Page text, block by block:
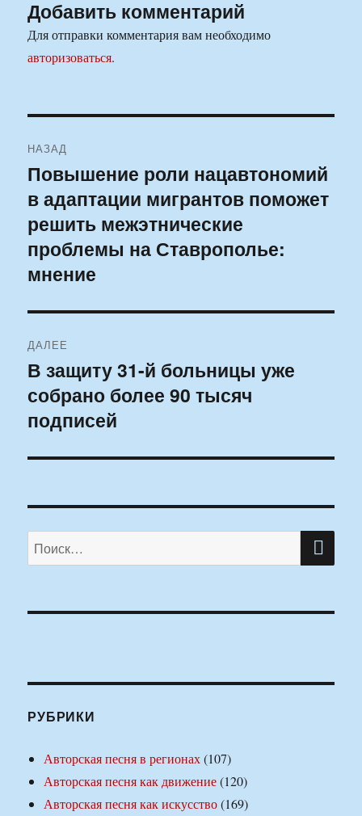
Добавить комментарий
Для отправки комментария вам необходимо
авторизоваться.
по
записям
НАЗАД
Предыдущая
запись:
Повышение роли нацавтономий
в адаптации мигрантов поможет
решить межэтнические
проблемы на Ставрополье:
мнение
ДАЛЕЕ
Следующая
запись:
В защиту 31-й больницы уже
собрано более 90 тысяч
подписей
Искать:
РУБРИКИ
Авторская песня в регионах(107)
Авторская песня как движение(120)
Авторская песня как искусство(169)